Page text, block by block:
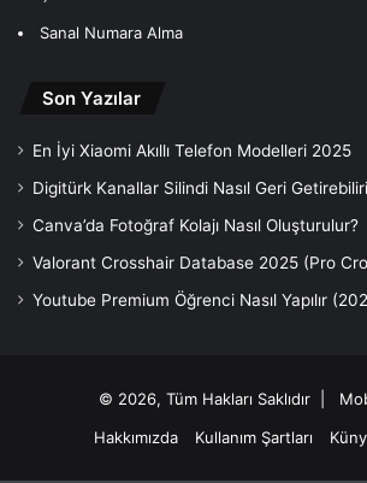
Sanal Numara Alma
Son Yazılar
En İyi Xiaomi Akıllı Telefon Modelleri 2025
Digitürk Kanallar Silindi Nasıl Geri
Canva’da Fotoğraf Kolajı Nasıl Oluşturulur?
Valorant Crosshair Database 2025 (Pro
Youtube Premium Öğrenci Nasıl Yapılır
© 2026, Tüm Hakları Saklıdır |
Hakkımızda
Kullanım Şartları